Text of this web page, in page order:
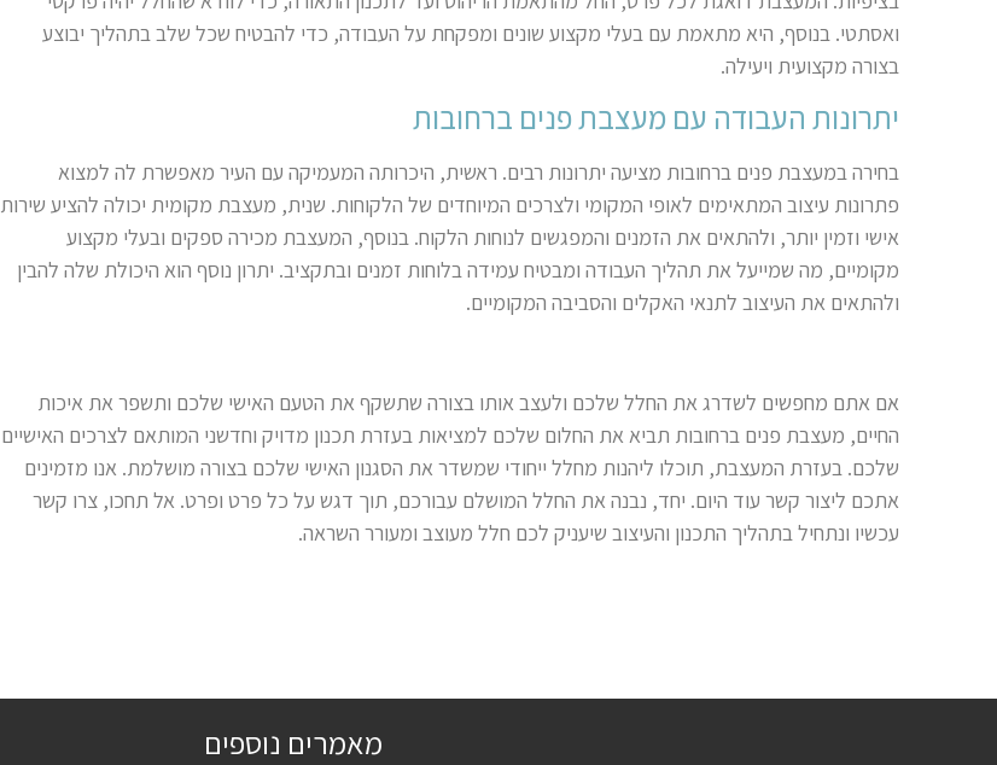
ואסתטי. בנוסף, היא מתאמת עם בעלי מקצוע שונים ומפקחת על העבודה, כדי להבטיח שכל שלב בתהליך יבוצע
בצורה מקצועית ויעילה.
יתרונות העבודה עם מעצבת פנים ברחובות
בחירה במעצבת פנים ברחובות מציעה יתרונות רבים. ראשית, היכרותה המעמיקה עם העיר מאפשרת לה למצוא
פתרונות עיצוב המתאימים לאופי המקומי ולצרכים המיוחדים של הלקוחות. שנית, מעצבת מקומית יכולה להציע שירות
אישי וזמין יותר, ולהתאים את הזמנים והמפגשים לנוחות הלקוח. בנוסף, המעצבת מכירה ספקים ובעלי מקצוע
מקומיים, מה שמייעל את תהליך העבודה ומבטיח עמידה בלוחות זמנים ובתקציב. יתרון נוסף הוא היכולת שלה להבין
ולהתאים את העיצוב לתנאי האקלים והסביבה המקומיים.
אם אתם מחפשים לשדרג את החלל שלכם ולעצב אותו בצורה שתשקף את הטעם האישי שלכם ותשפר את איכות
החיים, מעצבת פנים ברחובות תביא את החלום שלכם למציאות בעזרת תכנון מדויק וחדשני המותאם לצרכים האישיים
שלכם. בעזרת המעצבת, תוכלו ליהנות מחלל ייחודי שמשדר את הסגנון האישי שלכם בצורה מושלמת. אנו מזמינים
אתכם ליצור קשר עוד היום. יחד, נבנה את החלל המושלם עבורכם, תוך דגש על כל פרט ופרט. אל תחכו, צרו קשר
עכשיו ונתחיל בתהליך התכנון והעיצוב שיעניק לכם חלל מעוצב ומעורר השראה.
מאמרים נוספים